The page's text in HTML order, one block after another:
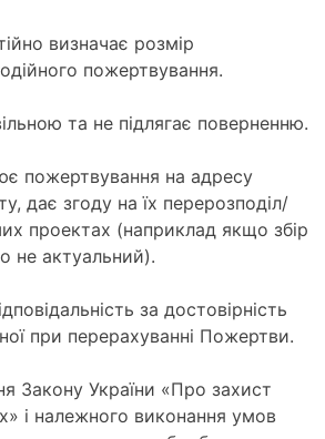
визначає розмір
пожертвування.
та не підлягає поверненню.
пожертвування на адресу
дає згоду на їх перерозподіл/
проектах (наприклад якщо збір
не актуальний).
за достовірність
при перерахуванні Пожертви.
Закону України «Про захист
і належного виконання умов